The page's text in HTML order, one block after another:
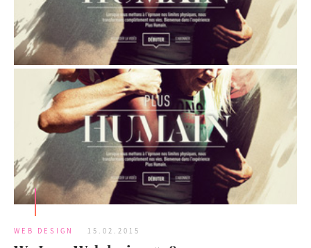
WEB DESIGN 15.02.2015